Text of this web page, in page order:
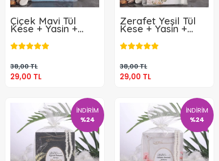
Çiçek Mavi Tül
Kese + Yasin +
Tesbih
38,00 TL
29,00 TL
29,00 TL
Zerafet Yeşil Tül
Kese + Yasin +
Tesbih
38,00 TL
29,00 TL
29,00 TL
İNDİRİM
%24
İNDİRİM
%24